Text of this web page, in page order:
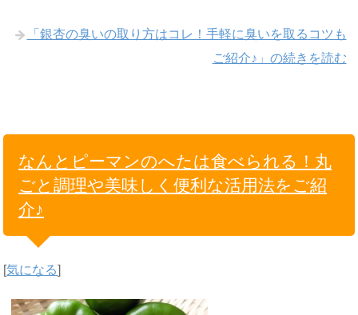
「銀杏の臭いの取り方はコレ！手軽に臭いを取るコツも
ご紹介♪」の続きを読む
なんとピーマンのへたは食べられる！丸
ごと調理や美味しく便利な活用法をご紹
介♪
[気になる]